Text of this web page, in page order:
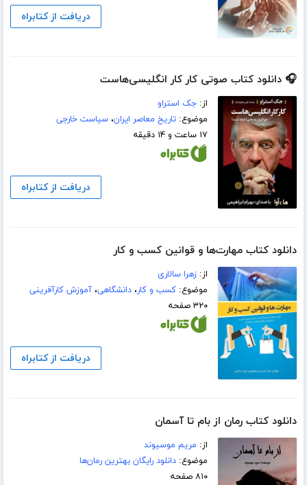
دریافت از کتابراه
🎧 دانلود کتاب صوتی کار کار انگلیسی‌هاست
از:جک استراو
موضوع:تاریخ معاصر ایران،سیاست خارجی
۱۷ ساعت و ۱۴ دقیقه
دریافت از کتابراه
دانلود کتاب مهارت‌ها و قوانین کسب و کار
از:زهرا سالاری
موضوع:کسب و کار،دانشگاهی،آموزش کارآفرینی
۳۲۰ صفحه
دریافت از کتابراه
دانلود کتاب رمان از بام تا آسمان
از: مریم موسیوند
موضوع:دانلود رایگان بهترین رمان‌ها
۸۱۰ صفحه